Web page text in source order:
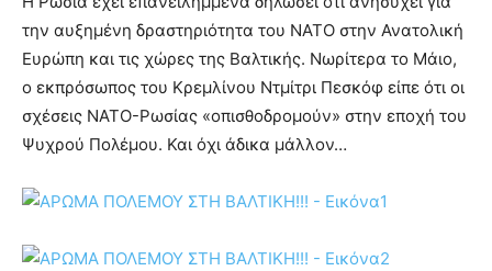
την αυξημένη δραστηριότητα του ΝΑΤΟ στην Ανατολική
Ευρώπη και τις χώρες της Βαλτικής. Νωρίτερα το Μάιο,
ο εκπρόσωπος του Κρεμλίνου Ντμίτρι Πεσκόφ είπε ότι οι
σχέσεις ΝΑΤΟ-Ρωσίας «οπισθοδρομούν» στην εποχή του
Ψυχρού Πολέμου. Και όχι άδικα μάλλον…